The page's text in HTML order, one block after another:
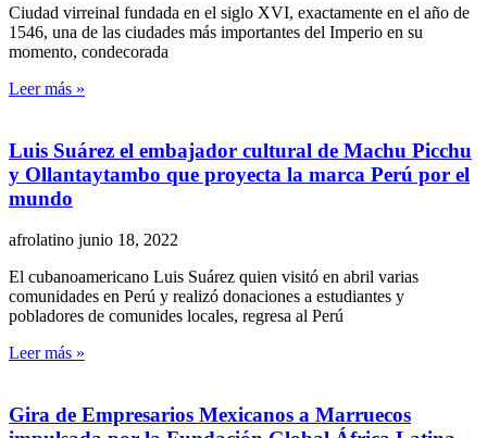
Ciudad virreinal fundada en el siglo XVI, exactamente en el año de
1546, una de las ciudades más importantes del Imperio en su
momento, condecorada
Leer más »
Luis Suárez el embajador cultural de Machu Picchu
y Ollantaytambo que proyecta la marca Perú por el
mundo
afrolatino junio 18, 2022
El cubanoamericano Luis Suárez quien visitó en abril varias
comunidades en Perú y realizó donaciones a estudiantes y
pobladores de comunides locales, regresa al Perú
Leer más »
Gira de Empresarios Mexicanos a Marruecos